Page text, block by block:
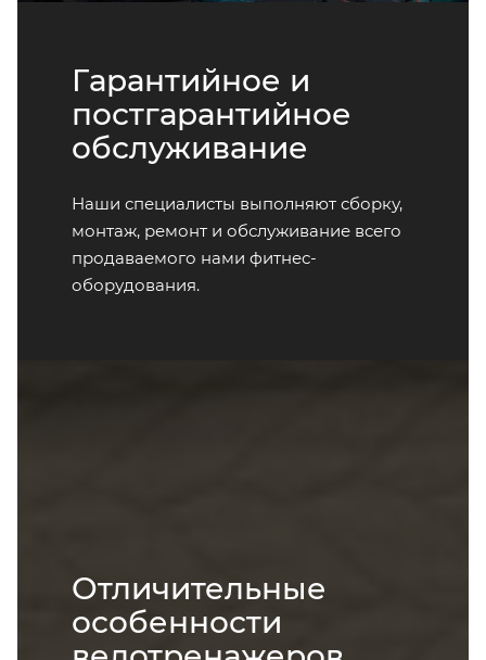
Гарантийное и
постгарантийное
обслуживание
Наши специалисты выполняют сборку,
монтаж, ремонт и обслуживание всего
продаваемого нами фитнес-
оборудования.
Отличительные
особенности